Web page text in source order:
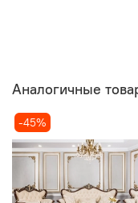
Аналогичные
-45%